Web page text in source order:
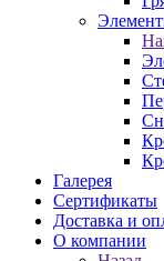
Галерея
Сертификаты
Доставка и
О компании